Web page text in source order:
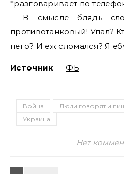
*разговаривает по
– В смысле блядь
противотанковый! Упал?
него? И еж сломался? Я
Источник — ФБ
Война Люди говорят и
Украина
Нет